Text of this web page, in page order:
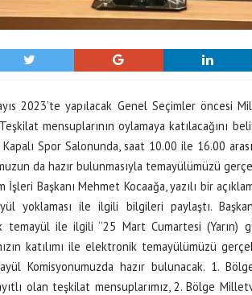
2023’te yapılacak Genel Seçimler öncesi
mensuplarının oylamaya katılacağını
Kapalı Spor Salonunda, saat 10.00 ile 16.00
da hazır bulunmasıyla temayülümüzü
İşleri Başkanı Mehmet Kocaağa, yazılı bir
yoklaması ile ilgili bilgileri paylaştı.
temayül ile ilgili ‘’25 Mart Cumartesi
katılımı ile elektronik temayülümüzü
Komisyonumuzda hazır bulunacak. 1.
olan teşkilat mensuplarımız, 2. Bölge